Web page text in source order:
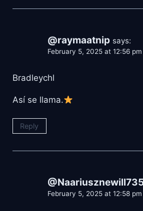
@raymaatnip says:
February 5, 2025 at 12:56 pm
Bradleychl
Así se llama.
Reply
February 5, 2025 at 12:58 pm